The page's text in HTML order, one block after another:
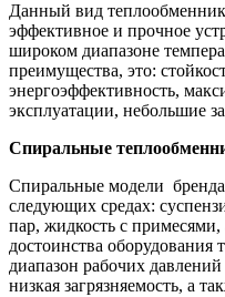
Данный вид
эффективное и прочное
широком диапазоне
преимущества, это:
энергоэффективность,
эксплуатации, небольшие
Спиральные
Спиральные модели
следующих средах:
пар, жидкость с
достоинства оборудования
диапазон рабочих
низкая загрязняемость, а